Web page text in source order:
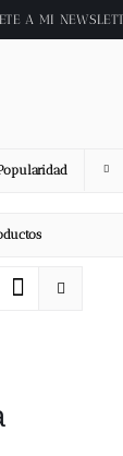
A MI
Inicio
About
Tienda